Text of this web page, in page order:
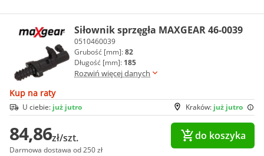
Siłownik sprzęgła MAXGEAR 46-0039
0510460039
Grubość [mm]:82
Długość [mm]: 185
Rozwiń więcej danych
Kup na raty
Kraków: już jutro
U ciebie: już jutro
84,86zł/szt.
Darmowa dostawa od 250 zł
do koszyka